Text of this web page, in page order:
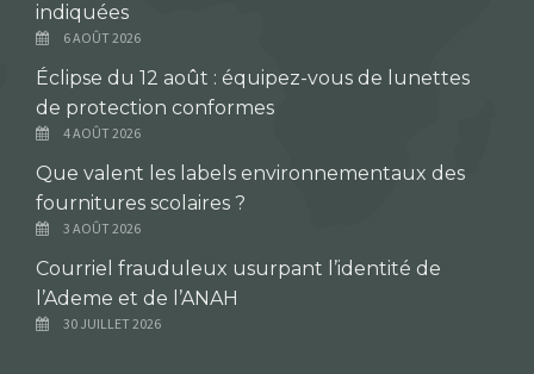
indiquées
6 AOÛT 2026
Éclipse du 12 août : équipez-vous de lunettes
de protection conformes
4 AOÛT 2026
Que valent les labels environnementaux des
fournitures scolaires ?
3 AOÛT 2026
Courriel frauduleux usurpant l’identité de
l’Ademe et de l’ANAH
30 JUILLET 2026